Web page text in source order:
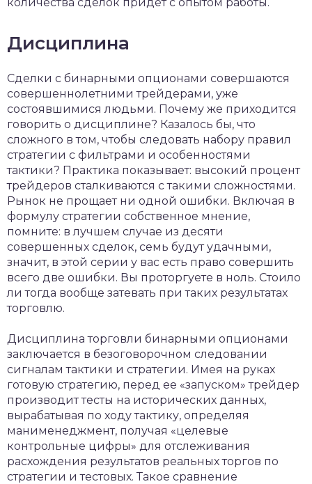
Дисциплина
Сделки с бинарными опционами совершаются
совершеннолетними трейдерами, уже
состоявшимися людьми. Почему же приходится
говорить о дисциплине? Казалось бы, что
сложного в том, чтобы следовать набору правил
стратегии с фильтрами и особенностями
тактики? Практика показывает: высокий процент
трейдеров сталкиваются с такими сложностями.
Рынок не прощает ни одной ошибки. Включая в
формулу стратегии собственное мнение,
помните: в лучшем случае из десяти
совершенных сделок, семь будут удачными,
значит, в этой серии у вас есть право совершить
всего две ошибки. Вы проторгуете в ноль. Стоило
ли тогда вообще затевать при таких результатах
торговлю.
Дисциплина торговли бинарными опционами
заключается в безоговорочном следовании
сигналам тактики и стратегии. Имея на руках
готовую стратегию, перед ее «запуском» трейдер
производит тесты на исторических данных,
вырабатывая по ходу тактику, определяя
манименеджмент, получая «целевые
контрольные цифры» для отслеживания
расхождения результатов реальных торгов по
стратегии и тестовых. Такое сравнение